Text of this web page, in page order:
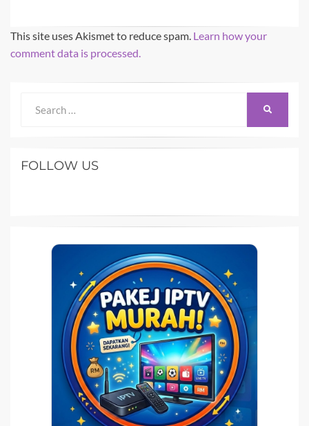
This site uses Akismet to reduce spam. Learn how your
comment data is processed.
for:
FOLLOW US